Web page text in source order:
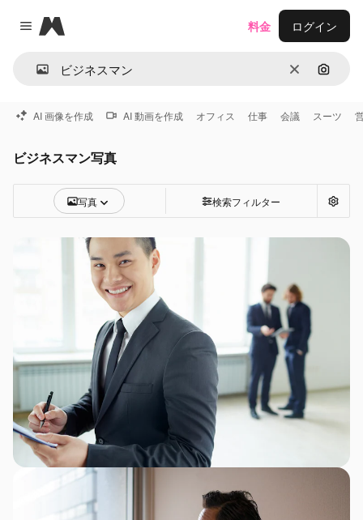
Close menu
Magnific
消去 画像で
料金 ログイン
AI 画像を作成 AI 動画を作成 オフィス 仕事 会議 スーツ
ビジネスマン写真
写真 検索フィルター